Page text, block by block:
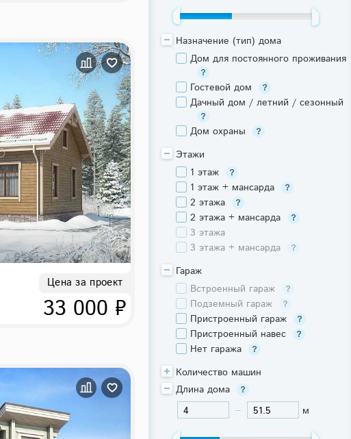
Цена за проект
33 000 ₽
Назначение (тип) дома
Дом для постоянного проживания
Гостевой дом
Дачный дом / летний / сезонный
Дом охраны
Этажи
1 этаж
1 этаж + мансарда
2 этажа
2 этажа + мансарда
3 этажа
3 этажа + мансарда
Гараж
Встроенный гараж
Подземный гараж
Пристроенный гараж
Пристроенный навес
Нет гаража
Количество машин
Длина дома
м